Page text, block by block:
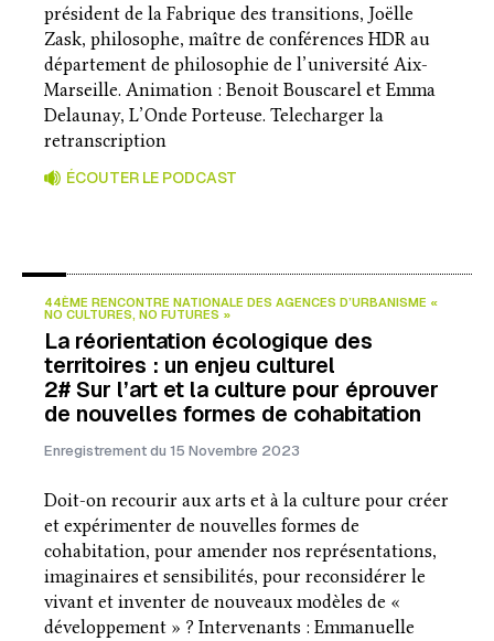
président de la Fabrique des transitions, Joëlle
Zask, philosophe, maître de conférences HDR au
département de philosophie de l’université Aix-
Marseille. Animation : Benoit Bouscarel et Emma
Delaunay, L’Onde Porteuse. Telecharger la
retranscription
ÉCOUTER LE PODCAST
44ÈME RENCONTRE NATIONALE DES AGENCES D’URBANISME «
NO CULTURES, NO FUTURES »
La réorientation écologique des
territoires : un enjeu culturel
2# Sur l’art et la culture pour éprouver
de nouvelles formes de cohabitation
Enregistrement du 15 Novembre 2023
Doit-on recourir aux arts et à la culture pour créer
et expérimenter de nouvelles formes de
cohabitation, pour amender nos représentations,
imaginaires et sensibilités, pour reconsidérer le
vivant et inventer de nouveaux modèles de «
développement » ? Intervenants : Emmanuelle